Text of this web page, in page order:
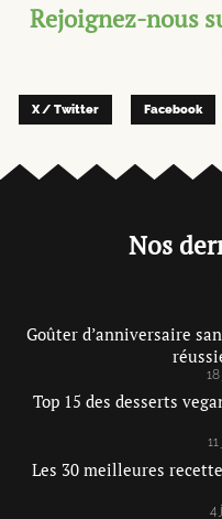
Rejoignez-nous
X / Twitter Facebook
Nos
Goûter d’anniversaire
Top 15 des desserts
Les 30 meilleures
4